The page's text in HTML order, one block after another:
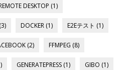
DESKTOP (1)
DOCKER (1) E2Eテスト (1)
(2) FFMPEG (8)
GENERATEPRESS (1) GIBO (1)